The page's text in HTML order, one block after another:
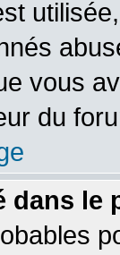
vous
du
dans le